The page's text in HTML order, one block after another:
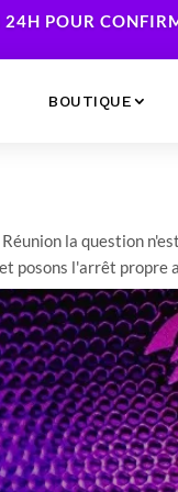
POUR
BOUTIQUE
la question
posons l'arrêt propre
& Sécurité